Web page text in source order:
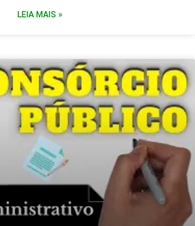
LEIA MAIS »